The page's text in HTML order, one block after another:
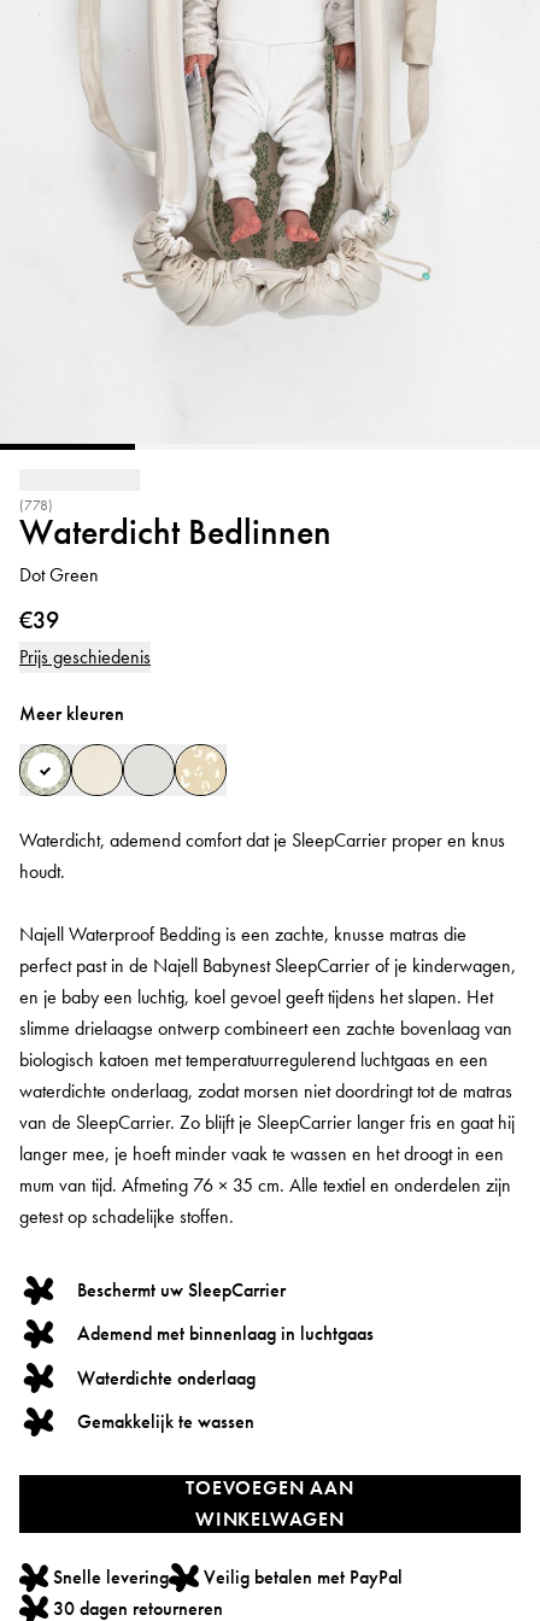
(778)
Waterdicht Bedlinnen
Dot Green
€39
Prijs geschiedenis
Meer kleuren
Waterdicht, ademend comfort dat je SleepCarrier proper en knus
houdt.
Najell Waterproof Bedding is een zachte, knusse matras die
perfect past in de Najell Babynest SleepCarrier of je kinderwagen,
en je baby een luchtig, koel gevoel geeft tijdens het slapen. Het
slimme drielaagse ontwerp combineert een zachte bovenlaag van
biologisch katoen met temperatuurregulerend luchtgaas en een
waterdichte onderlaag, zodat morsen niet doordringt tot de matras
van de SleepCarrier. Zo blijft je SleepCarrier langer fris en gaat hij
langer mee, je hoeft minder vaak te wassen en het droogt in een
mum van tijd. Afmeting 76 × 35 cm. Alle textiel en onderdelen zijn
getest op schadelijke stoffen.
Beschermt uw SleepCarrier
Ademend met binnenlaag in luchtgaas
Waterdichte onderlaag
Gemakkelijk te wassen
TOEVOEGEN AAN
WINKELWAGEN
Snelle levering
Veilig betalen met PayPal
30 dagen retourneren